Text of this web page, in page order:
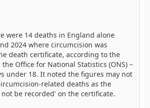
were 14 deaths in England alone
2024 where circumcision was
death certificate, according to the
Office for National Statistics (ONS) –
under 18. It noted the figures may not
related deaths as the
be recorded' on the certificate.